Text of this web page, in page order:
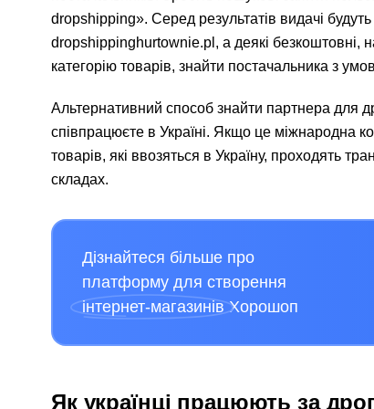
dropshipping». Серед результатів видачі
dropshippinghurtownie.pl, а деякі
категорію товарів, знайти постачальника з
Альтернативний способ знайти партнера для
співпрацюєте в Україні. Якщо це міжнародна
товарів, які ввозяться в Україну, проходять
складах.
Дізнайтеся більше про
платформу для створення
інтернет-магазинівХорошоп
Як українці працюють за